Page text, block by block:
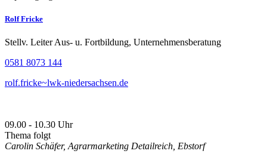
Rolf Fricke
Stellv. Leiter Aus- u. Fortbildung, Unternehmensberatung
0581 8073 144
rolf.fricke~lwk-niedersachsen.de
09.00 - 10.30 Uhr
Thema folgt
Carolin Schäfer, Agrarmarketing Detailreich, Ebstorf